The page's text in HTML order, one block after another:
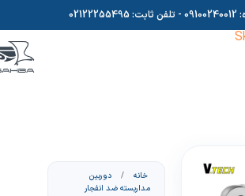
09100240012 - تلفن ثابت: 02122255495
خانه /
دوربین
مداربسته ضد انفجار